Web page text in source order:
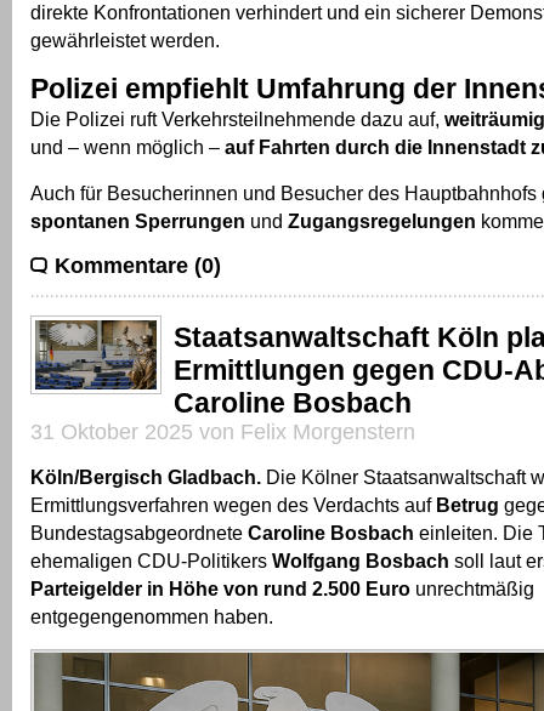
direkte Konfrontationen verhindert und ein sicherer
gewährleistet werden.
Polizei empfiehlt Umfahrung der
Die Polizei ruft Verkehrsteilnehmende dazu auf,
und – wenn möglich – auf Fahrten durch die Innenstadt
Auch für Besucherinnen und Besucher des Hauptbahnhofs
spontanen Sperrungen und Zugangsregelungen
Kommentare (0)
Staatsanwaltschaft Köln
Ermittlungen gegen CDU-
Caroline Bosbach
31 Oktober 2025 von Felix Morgenstern
Köln/Bergisch Gladbach. Die Kölner Staatsanwaltschaft
Ermittlungsverfahren wegen des Verdachts auf Betrug
Bundestagsabgeordnete Caroline Bosbach einleiten. Die
ehemaligen CDU-Politikers Wolfgang Bosbach soll laut
Parteigelder in Höhe von rund 2.500 Euro unrechtmäßig
entgegengenommen haben.